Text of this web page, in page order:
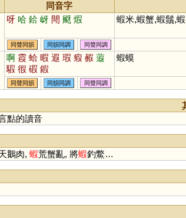
同音字
呀 哈 鉿 岈 閜 颬 煆 蝦米,蝦蟹,蝦鬚,
同聲同韻 同韻同調 同聲同調
啊 霞 蛤 暇 遐 瑕 瘕 赮 蕸
騢 徦 碬 鍜
蝦蟆
同聲同韻 同韻同調 同聲同調
點的讀音
鵝肉, 蝦荒蟹亂, 將蝦釣鱉…